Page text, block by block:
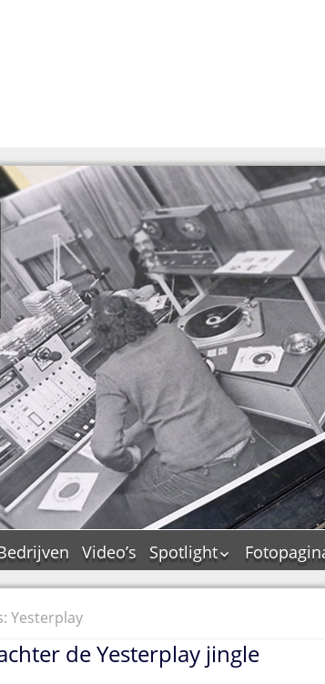
Video’s
Spotlight
De Tourflitsjingle –
tags
Dallas jingle city
JAM in
Pepper &
Yesterplay
de Yesterplay jingle